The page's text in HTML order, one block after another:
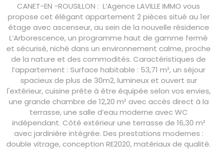
CANET−EN −ROUSILLON : L’Agence LAVILLE IMMO vous
propose cet élégant appartement 2 pièces situé au 1er
étage avec ascenseur, au sein de la nouvelle résidence
L’Arborescence, un programme haut de gamme fermé
et sécurisé, niché dans un environnement calme, proche
de la nature et des commodités. Caractéristiques de
l’appartement : Surface habitable : 53,71 m², un séjour
spacieux de plus de 30m2, lumineux et ouvert sur
l'extérieur, cuisine prête à être équipée selon vos envies,
une grande chambre de 12,20 m² avec accès direct à la
terrasse, une salle d’eau moderne avec WC
indépendant. Côté extérieur une terrasse de 16,30 m²
avec jardinière intégrée. Des prestations modernes :
double vitrage, conception RE2020, matériaux de qualité.